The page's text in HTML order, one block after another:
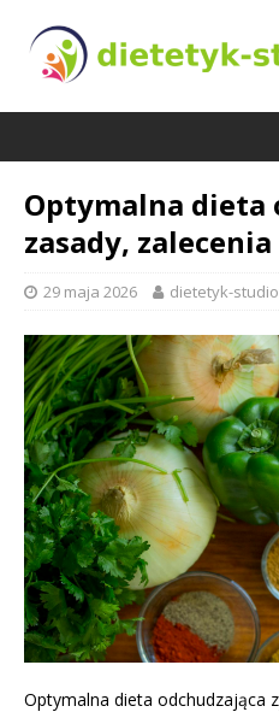
Optymalna dieta
zasady,
29 maja 2026 dietetyk-
Optymalna dieta odchudzająca